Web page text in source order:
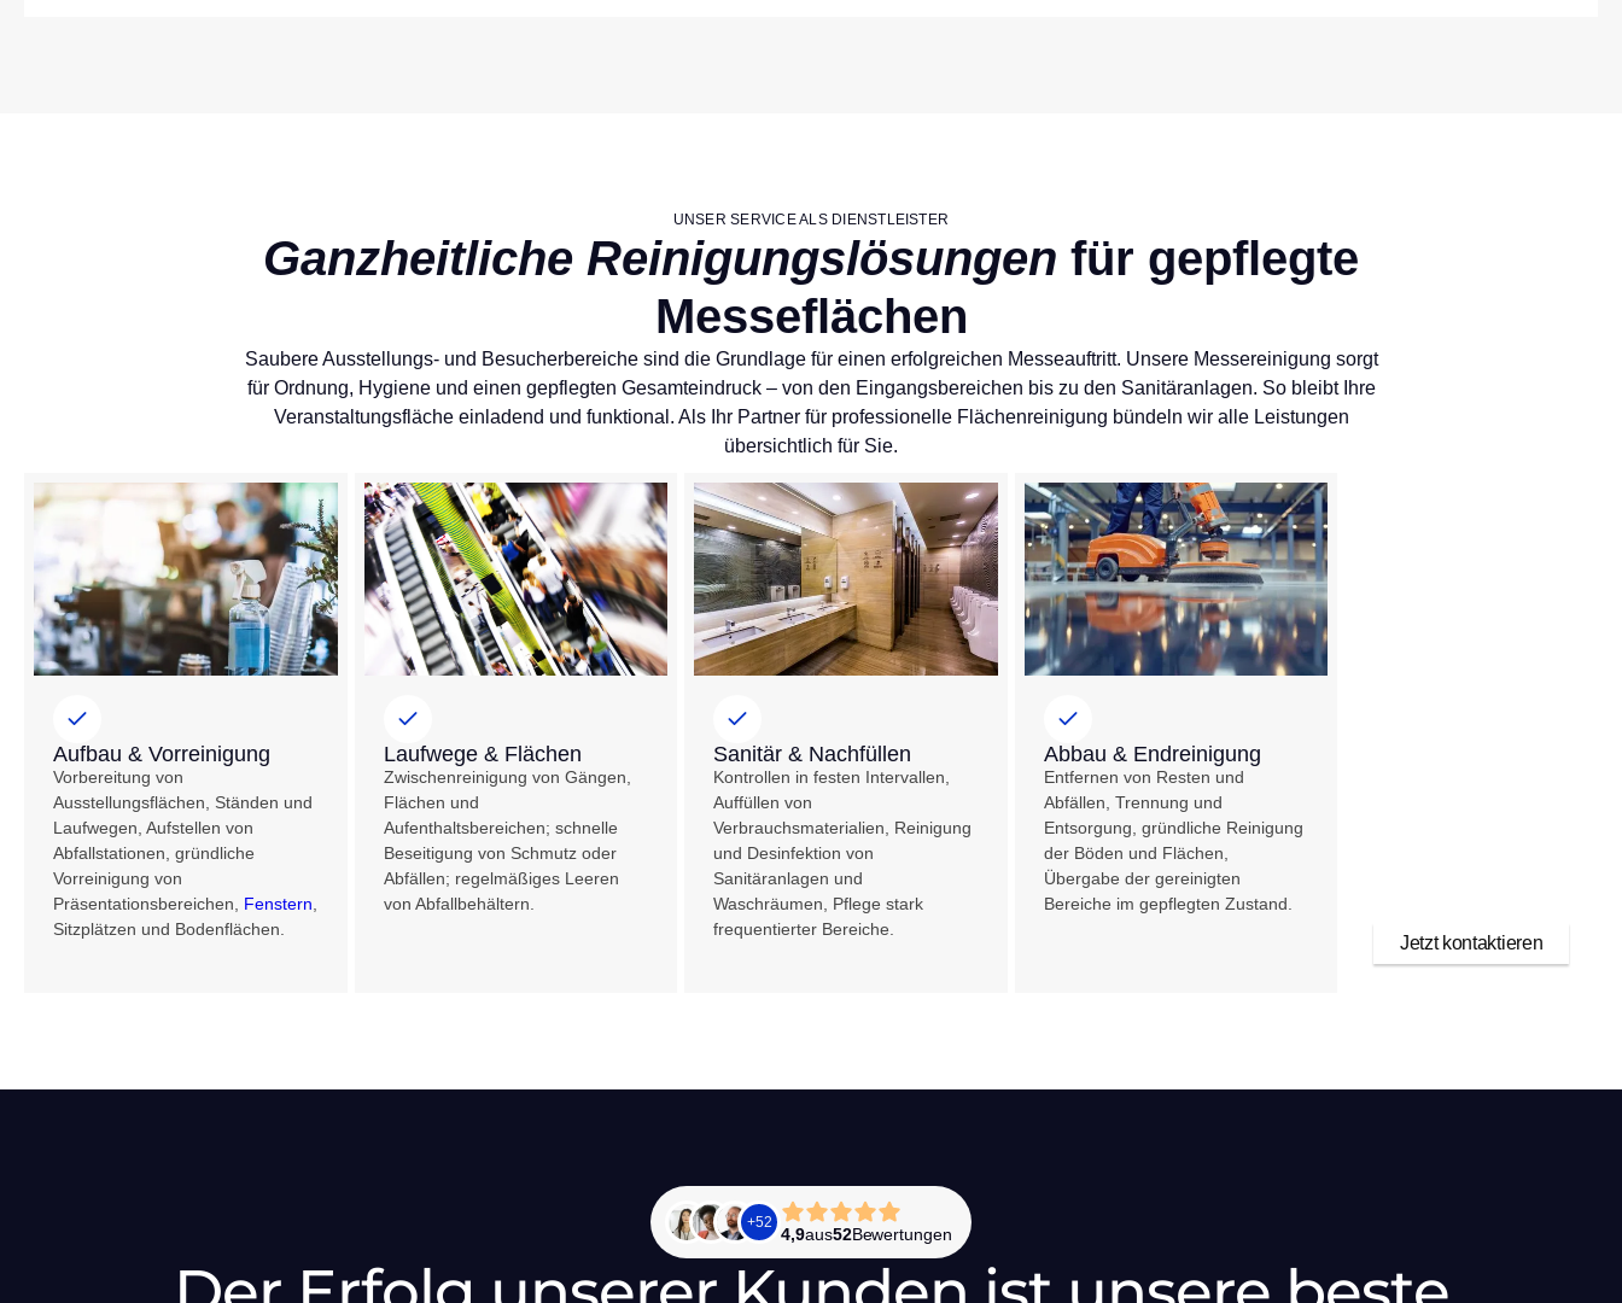
UNSER SERVICE ALS DIENSTLEISTER
Ganzheitliche Reinigungslösungen für gepflegte
Messeflächen
Saubere Ausstellungs- und Besucherbereiche sind die Grundlage für einen erfolgreichen Messeauftritt. Unsere Messereinigung sorgt
für Ordnung, Hygiene und einen gepflegten Gesamteindruck – von den Eingangsbereichen bis zu den Sanitäranlagen. So bleibt Ihre
Veranstaltungsfläche einladend und funktional. Als Ihr Partner für professionelle Flächenreinigung bündeln wir alle Leistungen
übersichtlich für Sie.
Aufbau & Vorreinigung
Vorbereitung von
Ausstellungsflächen, Ständen und
Laufwegen, Aufstellen von
Abfallstationen, gründliche
Vorreinigung von
Präsentationsbereichen, Fenstern
Sitzplätzen und Bodenflächen.
Laufwege & Flächen
Zwischenreinigung von Gängen,
Flächen und
Aufenthaltsbereichen; schnelle
Beseitigung von Schmutz oder
Abfällen; regelmäßiges Leeren
von Abfallbehältern.
Sanitär & Nachfüllen
Kontrollen in festen Intervallen,
Auffüllen von
Verbrauchsmaterialien, Reinigung
und Desinfektion von
Sanitäranlagen und
Waschräumen, Pflege stark
frequentierter Bereiche.
Abbau & Endreinigung
Entfernen von Resten und
Abfällen, Trennung und
Entsorgung, gründliche Reinigung
der Böden und Flächen,
Übergabe der gereinigten
Bereiche im gepflegten Zustand.
Jetzt kontaktieren
+52
4,9aus52Bewertungen